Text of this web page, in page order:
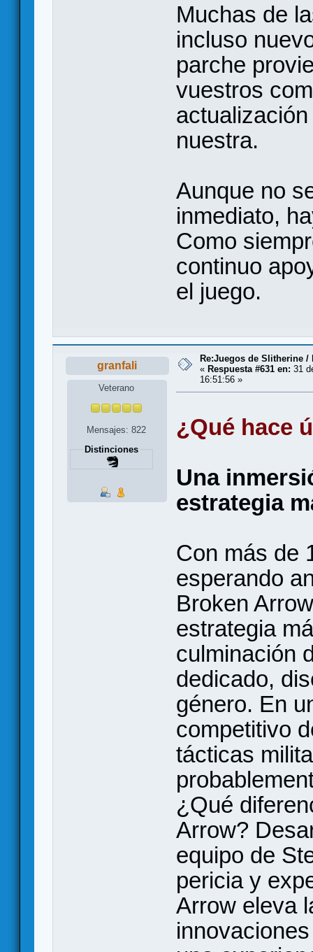
Muchas de
incluso
parche
vuestros
nuestra.
Aunque no
inmediato,
Como
continuo
el juego.
granfali
Veterano
Mensajes: 822
Distinciones
Re:Juegos de Slitherine /
« Respuesta #631 en: 31
16:51:56 »
¿Qué hace
Una
estrategia
Con más de
esperando
Broken
estrategia
culminación
dedicado,
género. En
competitivo
tácticas
¿Qué
Arrow?
equipo de
pericia y
Arrow eleva